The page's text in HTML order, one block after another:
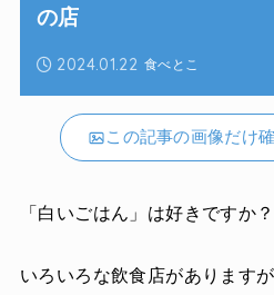
食べとこ
2024.01.22
の店
この記事の画像だけ
「白いごはん」は好きですか？
いろいろな飲食店があります